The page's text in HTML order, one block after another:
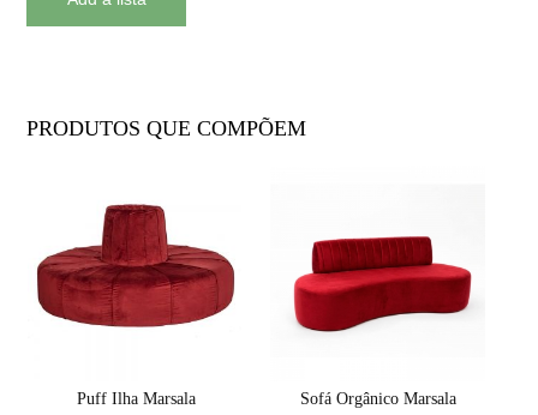
PRODUTOS QUE COMPÕEM
Puff Ilha Marsala Sofá Orgânico Marsala